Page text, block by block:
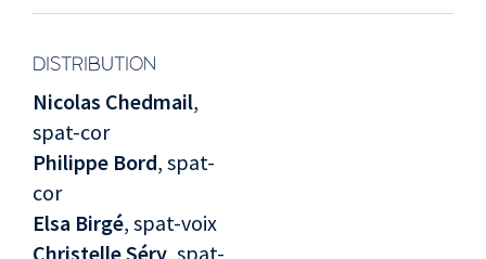
DISTRIBUTION
Nicolas Chedmail,
spat-cor
Philippe Bord, spat-
cor
Elsa Birgé, spat-voix
Christelle Séry, spat-